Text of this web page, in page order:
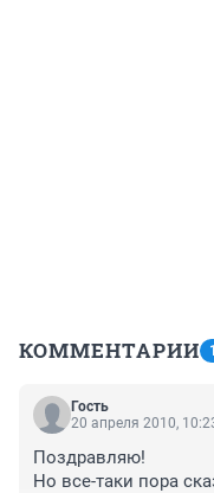
КОММЕНТАРИИ 1
Гость
20 апреля 2010,
Поздравляю!
Но все-таки пора